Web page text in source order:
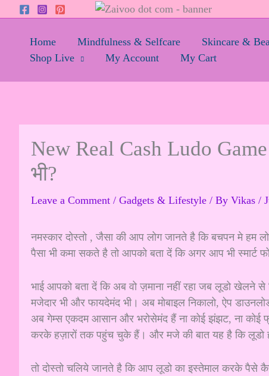
contentHome Mindfulness & Selfcare Skincare &
Shop Live
My Account My Cart
New Real Cash Ludo
भी?
Leave a Comment / Gadgets & Lifestyle / By Vikas /
नमस्कार दोस्तो , जैसा की आप लोग जानते है कि बचपन मे हम
पैसा भी कमा सकते है तो आपको बता दें कि अगर आप भी
भाई आपको बता दें कि अब वो ज़माना नहीं रहा जब लूडो खेलने से
मजेदार भी और फायदेमंद भी। अब मोबाइल निकालो, ऐप
अब गेम्स एकदम आसान और भरोसेमंद हैं ना कोई झंझट, ना
करके हज़ारों तक पहुंच चुके हैं। और मजे की बात यह है कि लूडो
तो दोस्तो चलिये जानते है कि आप लूडो का इस्तेमाल करके